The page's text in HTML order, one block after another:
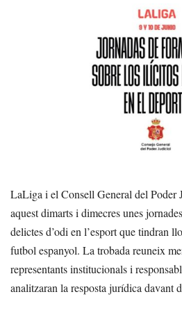
LaLiga i el Consell General del Poder
aquest dimarts i dimecres unes
delictes d’odi en l’esport que tindran
futbol espanyol. La trobada reuneix
representants institucionals i
analitzaran la resposta jurídica davant